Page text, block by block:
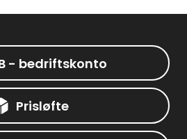
- bedriftskonto
Prisløfte